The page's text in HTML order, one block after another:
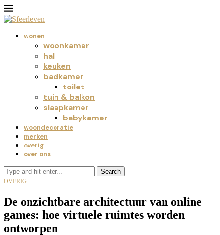
wonen
woonkamer
hal
keuken
badkamer
toilet
tuin & balkon
slaapkamer
babykamer
woondecoratie
merken
overig
over ons
Search
OVERIG
De onzichtbare architectuur van online
games: hoe virtuele ruimtes worden
ontworpen